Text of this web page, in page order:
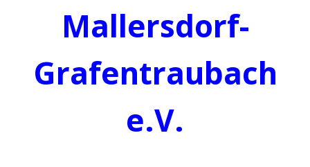
Mallersdorf-
Grafentraubach
e.V.